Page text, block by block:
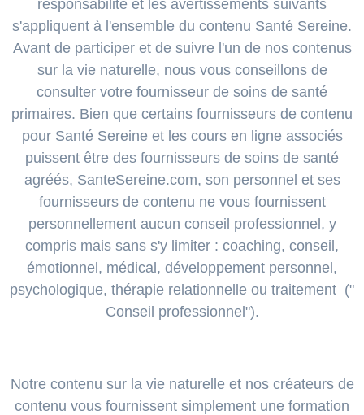
responsabilité et les avertissements suivants
s'appliquent à l'ensemble du contenu Santé Sereine.
Avant de participer et de suivre l'un de nos contenus
sur la vie naturelle, nous vous conseillons de
consulter votre fournisseur de soins de santé
primaires. Bien que certains fournisseurs de contenu
pour Santé Sereine et les cours en ligne associés
puissent être des fournisseurs de soins de santé
agréés, SanteSereine.com, son personnel et ses
fournisseurs de contenu ne vous fournissent
personnellement aucun conseil professionnel, y
compris mais sans s'y limiter : coaching, conseil,
émotionnel, médical, développement personnel,
psychologique, thérapie relationnelle ou traitement ("
Conseil professionnel").
Notre contenu sur la vie naturelle et nos créateurs de
contenu vous fournissent simplement une formation